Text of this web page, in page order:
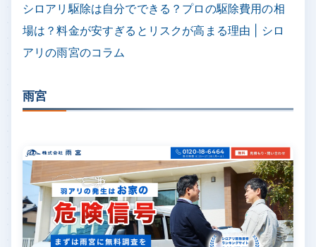
シロアリ駆除は自分でできる？プロの駆除費用の相
場は？料金が安すぎるとリスクが高まる理由 | シロ
アリの雨宮のコラム
雨宮